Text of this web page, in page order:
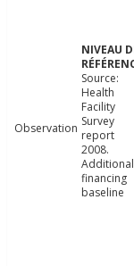
Observation
Source:
Health
Facility
Survey
report
2008.
Additional
financing
baseline